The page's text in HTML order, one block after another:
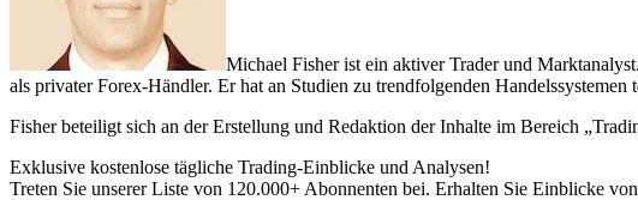
Michael Fisher ist ein aktiver Trader und
als privater Forex-Händler. Er hat an Studien zu trendfolgenden
Fisher beteiligt sich an der Erstellung und Redaktion der Inhalte im Bereich
Exklusive kostenlose tägliche Trading-Einblicke und Analysen!
Treten Sie unserer Liste von 120.000+ Abonnenten bei. Erhalten Sie Einblicke